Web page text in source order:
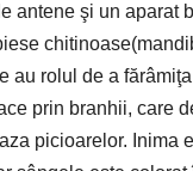
antene şi un aparat
au rolul de a
prin branhii, care
picioarelor. Inima